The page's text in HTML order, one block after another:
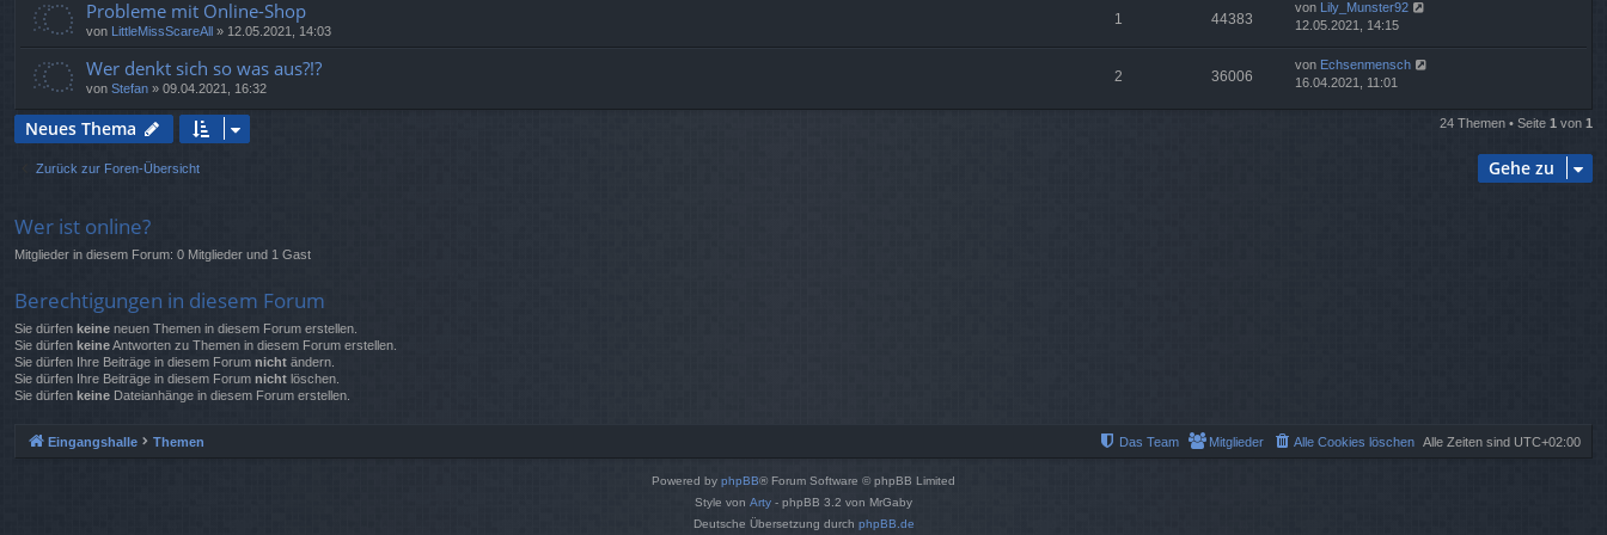
Probleme mit Online-Shop
von LittleMissScareAll » 12.05.2021, 14:03
1 44383
von Lily_Munster92
12.05.2021, 14:15
Wer denkt sich so was aus?!?
von Stefan » 09.04.2021, 16:32
2 36006
von Echsenmensch
16.04.2021, 11:01
Neues Thema 24 Themen • Seite 1 von 1
Zurück zur Foren-Übersicht Gehe zu
Wer ist online?
Mitglieder in diesem Forum: 0 Mitglieder und 1 Gast
Berechtigungen in diesem Forum
Sie dürfen keine neuen Themen in diesem Forum erstellen.
Sie dürfen keineAntworten zu Themen in diesem Forum erstellen.
Sie dürfen Ihre Beiträge in diesem Forum nicht ändern.
Sie dürfen Ihre Beiträge in diesem Forum nicht löschen.
Sie dürfen keine Dateianhänge in diesem Forum erstellen.
Eingangshalle Themen Alle Zeiten sind UTC+02:00
Alle Cookies löschen
Mitglieder
Das Team
Powered by phpBB® Forum Software © phpBB Limited
Style von Arty - phpBB 3.2 von MrGaby
Deutsche Übersetzung durch phpBB.de